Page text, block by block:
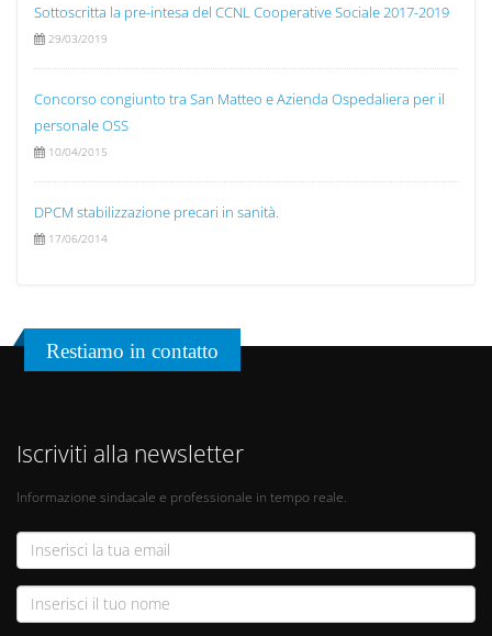
Sottoscritta la pre-intesa del CCNL Cooperative Sociale 2017-2019
29/03/2019
Concorso congiunto tra San Matteo e Azienda Ospedaliera per il
personale OSS
10/04/2015
DPCM stabilizzazione precari in sanità.
17/06/2014
Restiamo in contatto
Iscriviti alla newsletter
Informazione sindacale e professionale in tempo reale.